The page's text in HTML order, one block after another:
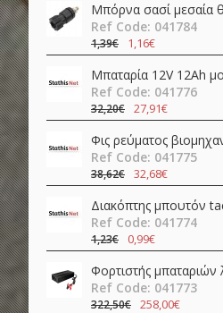
Ref Code: 041784
1,39€ 1,16€
Ref Code: 041776
32,20€ 27,91€
Ref Code: 041775
38,62€ 32,68€
Ref Code: 041774
1,23€ 0,99€
Ref Code: 041773
322,50€ 258,00€